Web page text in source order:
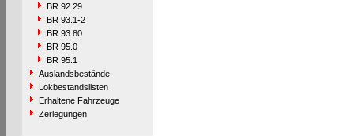
BR 92.29
BR 93.1-2
BR 93.80
BR 95.0
BR 95.1
Auslandsbestände
Lokbestandslisten
Erhaltene Fahrzeuge
Zerlegungen